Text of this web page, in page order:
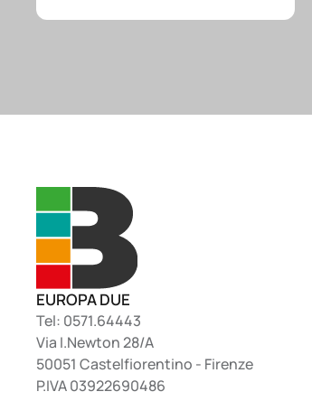
EUROPA DUE
Tel: 0571.64443
Via I.Newton 28/A
50051 Castelfiorentino - Firenze
P.IVA 03922690486